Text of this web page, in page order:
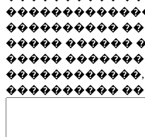
����������
����� ������
�����
����������